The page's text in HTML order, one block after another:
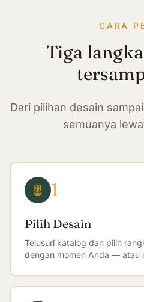
CARA
Tiga
Dari pilihan desain
semuanya
1
Pilih Desain
Telusuri katalog dan pilih
dengan momen Anda — atau